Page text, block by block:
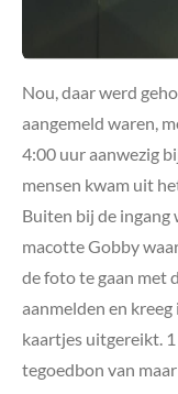
Nou, daar werd
aangemeld waren,
4:00 uur aanwezig
mensen kwam uit
Buiten bij de ingang
macotte Gobby
de foto te gaan met
aanmelden en
kaartjes uitgereikt.
tegoedbon van